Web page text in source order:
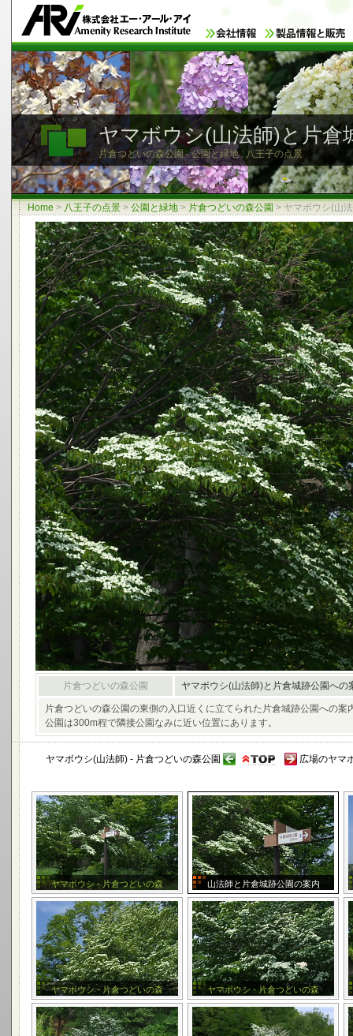
ヤマボウシ(山法師)と片倉
片倉つどいの森公園 - 公園と緑地 : 八王子の点景
Home > 八王子の点景 > 公園と緑地 > 片倉つどいの森公園 > ヤマボウシ(山
片倉つどいの森公園 ヤマボウシ(山法師)と片倉城跡公園への
片倉つどいの森公園の東側の入口近くに立てられた片倉城跡公園への案
公園は300m程で隣接公園なみに近い位置にあります。
ヤマボウシ(山法師) - 片倉つどいの森公園 広場のヤマ
ヤマボウシ - 片倉つどいの森 山法師と片倉城跡公園の案内
ヤマボウシ - 片倉つどいの森 ヤマボウシ - 片倉つどいの森